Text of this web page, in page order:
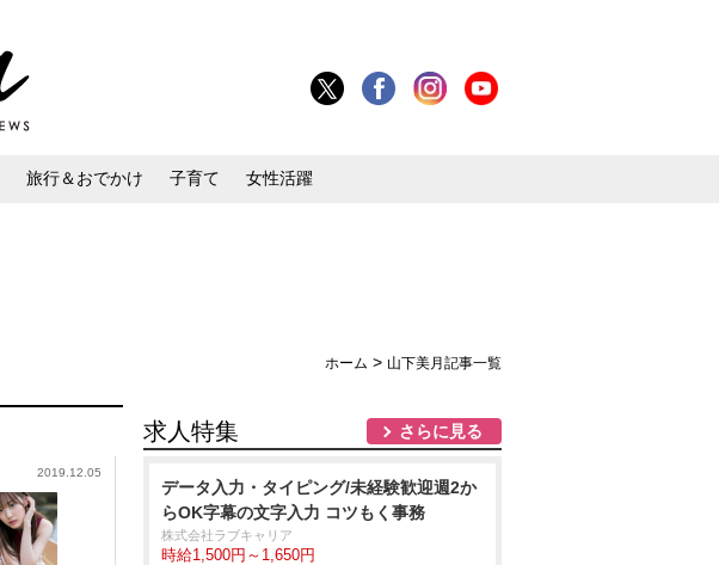
旅行＆おでかけ 子育て 女性活躍
ホーム > 山下美月記事一覧
2019.12.05
求人特集 さらに見る
データ入力・タイピング/未経験歓迎週2か
らOK字幕の文字入力 コツもく事務
株式会社ラブキャリア
時給1,500円～1,650円